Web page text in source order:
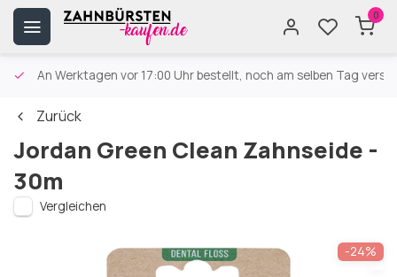
0
An Werktagen vor 17:00 Uhr bestellt, noch am selben Tag
Zurück
Jordan Green Clean Zahnseide -
30m
Vergleichen
-24%